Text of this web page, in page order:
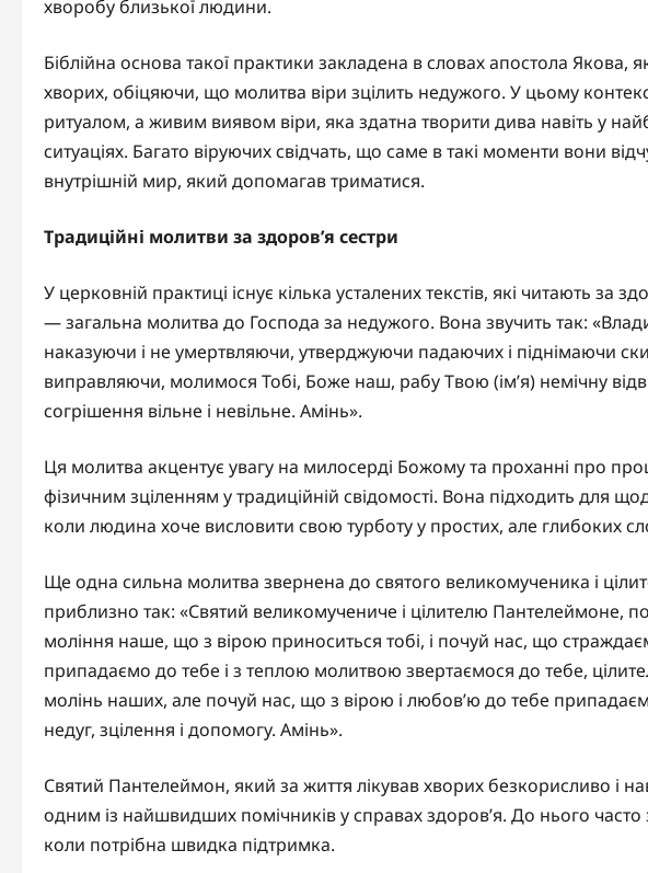
хворобу близької людини.
Біблійна основа такої практики закладена в словах апостола Якова,
хворих, обіцяючи, що молитва віри зцілить недужого. У цьому
ритуалом, а живим виявом віри, яка здатна творити дива навіть у
ситуаціях. Багато віруючих свідчать, що саме в такі моменти вони
внутрішній мир, який допомагав триматися.
Традиційні молитви за здоров’я сестри
У церковній практиці існує кілька усталених текстів, які читають за
— загальна молитва до Господа за недужого. Вона звучить так:
наказуючи і не умертвляючи, утверджуючи падаючих і піднімаючи
виправляючи, молимося Тобі, Боже наш, рабу Твою (ім’я) немічну
согрішення вільне і невільне. Амінь».
Ця молитва акцентує увагу на милосерді Божому та проханні про
фізичним зціленням у традиційній свідомості. Вона підходить для
коли людина хоче висловити свою турботу у простих, але глибоких
Ще одна сильна молитва звернена до святого великомученика і
приблизно так: «Святий великомучениче і цілителю Пантелеймоне,
моління наше, що з вірою приноситься тобі, і почуй нас, що
припадаємо до тебе і з теплою молитвою звертаємося до тебе,
молінь наших, але почуй нас, що з вірою і любов’ю до тебе
недуг, зцілення і допомогу. Амінь».
Святий Пантелеймон, який за життя лікував хворих безкорисливо і
одним із найшвидших помічників у справах здоров’я. До нього
коли потрібна швидка підтримка.